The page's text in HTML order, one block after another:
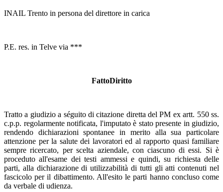
INAIL Trento in persona del direttore in carica
P.E. res. in Telve via ***
FattoDiritto
Tratto a giudizio a séguito di citazione diretta del PM ex artt. 550 ss.
c.p.p. regolarmente notificata, l'imputato è stato presente in giudizio,
rendendo dichiarazioni spontanee in merito alla sua particolare
attenzione per la salute dei lavoratori ed al rapporto quasi familiare
sempre ricercato, per scelta aziendale, con ciascuno di essi. Si è
proceduto all'esame dei testi ammessi e quindi, su richiesta delle
parti, alla dichiarazione di utilizzabilità di tutti gli atti contenuti nel
fascicolo per il dibattimento. All'esito le parti hanno concluso come
da verbale di udienza.